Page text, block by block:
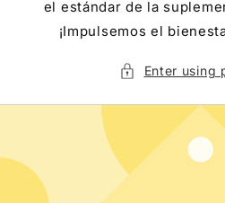
el estándar de la
¡Impulsemos el
Enter using